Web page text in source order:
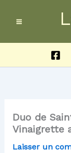
Duo de
Vinaigrette
Laisser un